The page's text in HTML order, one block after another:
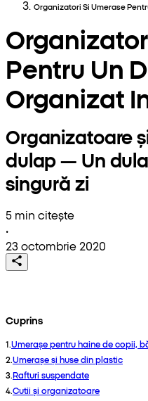
Organizatori Si Umerase
Pentru Un
Organizat
Organizatoare
dulap — Un
singură zi
5 min citește
•
23 octombrie 2020
Cuprins
1.Umerașe pentru haine de copii,
2.Umerașe și huse din plastic
3.Rafturi suspendate
4.Cutii și organizatoare